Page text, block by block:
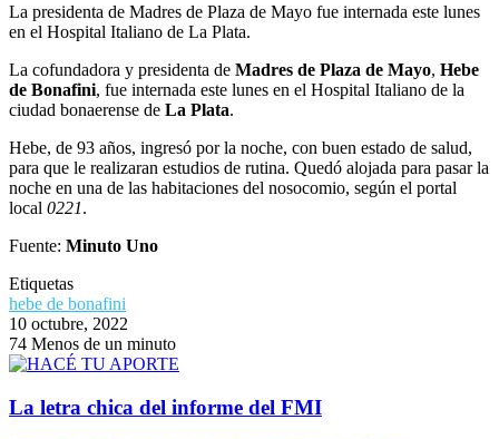
La presidenta de Madres de Plaza de Mayo fue internada este lunes
en el Hospital Italiano de La Plata.
La cofundadora y presidenta de Madres de Plaza de Mayo, Hebe
de Bonafini, fue internada este lunes en el Hospital Italiano de la
ciudad bonaerense de La Plata.
Hebe, de 93 años, ingresó por la noche, con buen estado de salud,
para que le realizaran estudios de rutina. Quedó alojada para pasar la
noche en una de las habitaciones del nosocomio, según el portal
local 0221.
Fuente: Minuto Uno
Etiquetas
hebe de bonafini
10 octubre, 2022
74 Menos de un minuto
La letra chica del informe del FMI